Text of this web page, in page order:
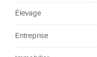
Élevage
Entreprise